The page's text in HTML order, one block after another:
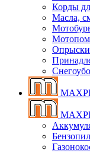
Корды
Масла,